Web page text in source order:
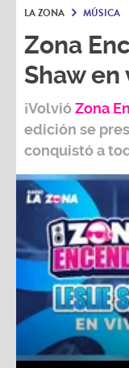
LA ZONA MÚSICA
Zona
Shaw en
¡VolvióZona
edición se
conquistó a